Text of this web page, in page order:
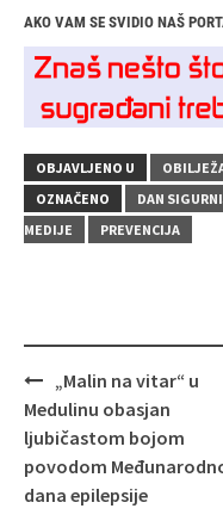
AKO VAM SE SVIDIO NAŠ
OBJAVLJENO U
OZNAČENO
DAN
MEDIJE
PREVENCIJA
Navigacija
objava
„Malin na vitar“ u
Medulinu obasjan
ljubičastom bojom
povodom
dana epilepsije